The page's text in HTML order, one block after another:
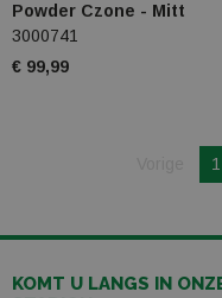
Powder Czone - Mitt
3000741
€ 99,99
1
KOMT U LANGS IN